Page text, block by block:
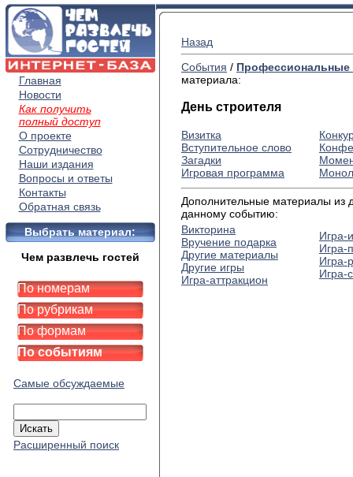
Главная
Новости
Как получить
полный доступ
О проекте
Сотрудничество
Наши издания
Вопросы и ответы
Контакты
Обратная связь
Выбрать материал:
Чем развлечь гостей
По номерам
По рубрикам
По формам
По событиям
Самые обсуждаемые
Расширенный поиск
Назад
События / Профессиональные
материала:
День строителя
Визитка
Вступительное слово
Загадки
Игровая программа
Дополнительные материалы из
данному событию:
Викторина
Вручение подарка
Другие материалы
Другие игры
Игра-аттракцион
Игра-
Игра-
Игра-
Игра-